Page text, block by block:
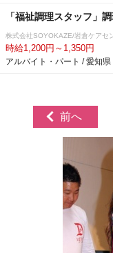
「福祉調理スタッフ」
株式会社SOYOKAZE/岩倉ケアセ
時給1,200円～1,350円
アルバイト・パート / 愛知県
前へ